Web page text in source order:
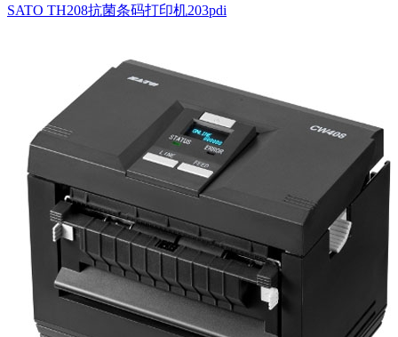
SATO TH208抗菌条码打印机203pdi